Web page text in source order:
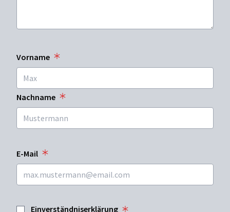
Vorname
Nachname
E-Mail
Einverständniserklärung